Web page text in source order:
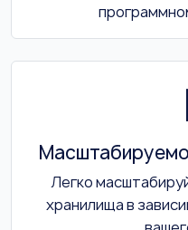
Легко
хранилища в